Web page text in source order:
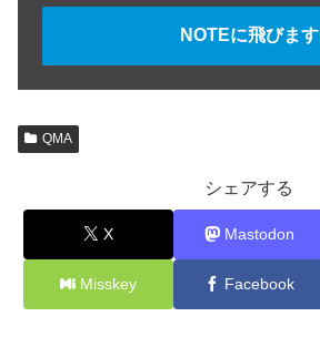
NOTEに飛びます
QMA
シェアする
X Mastodon
Misskey Facebook